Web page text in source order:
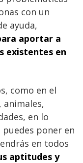
con un
ayuda,
aportar a
existentes en
como en el
animales,
en lo
poner en
en todos
aptitudes y